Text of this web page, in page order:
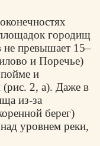
городищ
не превышает 15–
и Поречье)
и
2, а). Даже в
из-за
берег)
уровнем реки,